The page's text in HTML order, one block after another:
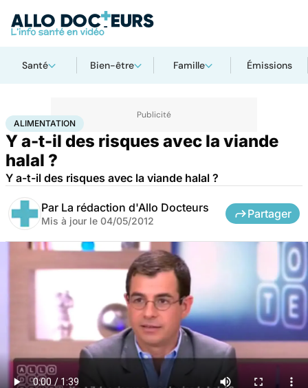
Santé Bien-être Famille Émissions
AccueilSantéMaladies Alimentation
ALIMENTATION
Y a-t-il des risques avec la viande
halal ?
Y a-t-il des risques avec la viande halal ?
Par La rédaction d'Allo Docteurs
Mis à jour le 04/05/2012
Partager